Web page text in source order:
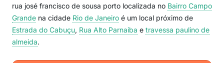
rua josé francisco de sousa porto localizada no Bairro Campo
Grande na cidade Rio de Janeiro é um local próximo de
Estrada do Cabuçu, Rua Alto Parnaiba e travessa paulino de
almeida.